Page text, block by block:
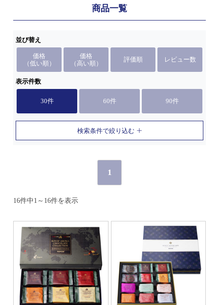
商品一覧
並び替え
価格
（低い順）
価格
（高い順）
評価順 レビュー数
表示件数
30件 60件 90件
検索条件で絞り込む
1
16件中1～16件を表示